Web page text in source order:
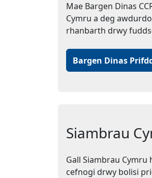
Mae Bargen Dinas
Cymru a deg
rhanbarth drwy
Bargen Dinas
Siambrau
Gall Siambrau
cefnogi drwy bolisi